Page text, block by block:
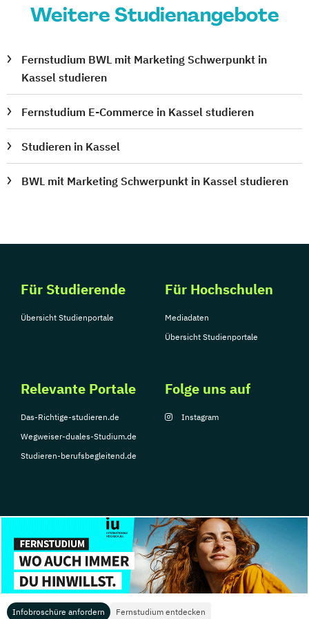
Infobroschüre anfordern Fernstudium entdecken
Weitere Studienangebote
Fernstudium BWL mit Marketing Schwerpunkt in
Kassel studieren
Fernstudium E-Commerce in Kassel studieren
Studieren in Kassel
BWL mit Marketing Schwerpunkt in Kassel studieren
Für Studierende
Übersicht Studienportale
Für Hochschulen
Mediadaten
Übersicht Studienportale
Relevante Portale
Das-Richtige-studieren.de
Wegweiser-duales-Studium.de
Studieren-berufsbegleitend.de
Folge uns auf
Instagram
© Copyright 2026, TarGroup Media GmbH
Impressum
Datenschutzerklärung Nutzungsbedingungen